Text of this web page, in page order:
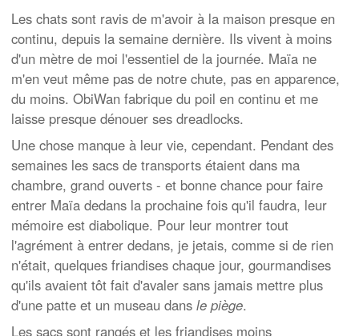
Les chats sont ravis de m'avoir à la maison presque en
continu, depuis la semaine dernière. Ils vivent à moins
d'un mètre de moi l'essentiel de la journée. Maïa ne
m'en veut même pas de notre chute, pas en apparence,
du moins. ObiWan fabrique du poil en continu et me
laisse presque dénouer ses dreadlocks.
Une chose manque à leur vie, cependant. Pendant des
semaines les sacs de transports étaient dans ma
chambre, grand ouverts - et bonne chance pour faire
entrer Maïa dedans la prochaine fois qu'il faudra, leur
mémoire est diabolique. Pour leur montrer tout
l'agrément à entrer dedans, je jetais, comme si de rien
n'était, quelques friandises chaque jour, gourmandises
qu'ils avaient tôt fait d'avaler sans jamais mettre plus
d'une patte et un museau dans le piège.
Les sacs sont rangés et les friandises moins